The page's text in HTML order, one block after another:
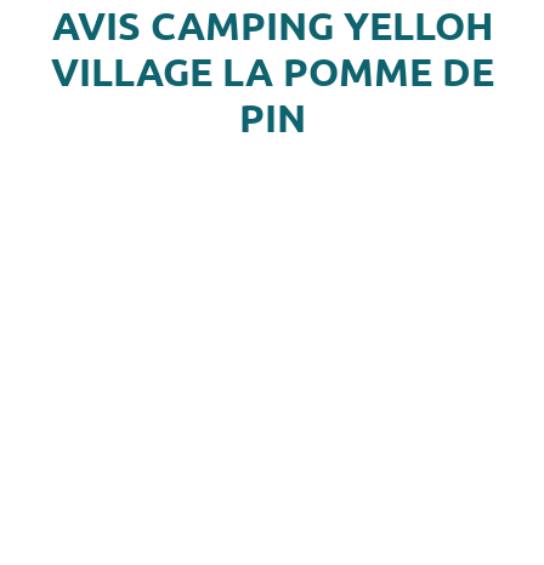
AVIS CAMPING YELLOH
VILLAGE LA POMME DE
PIN